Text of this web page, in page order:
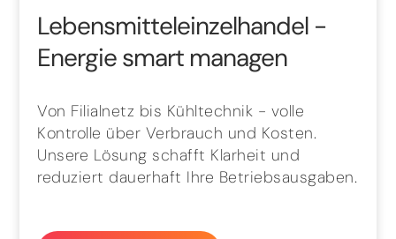
Lebensmitteleinzelhandel -
Energie smart managen
Von Filialnetz bis Kühltechnik - volle
Kontrolle über Verbrauch und Kosten.
Unsere Lösung schafft Klarheit und
reduziert dauerhaft Ihre Betriebsausgaben.